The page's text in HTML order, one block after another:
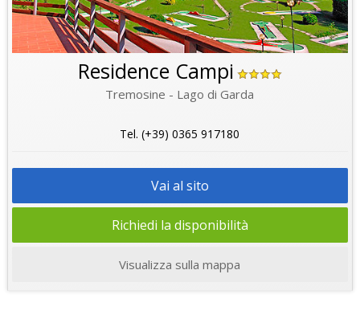
Residence Campi
Tremosine - Lago di Garda
Tel. (+39) 0365 917180
Vai al sito
Richiedi la disponibilità
Visualizza sulla mappa